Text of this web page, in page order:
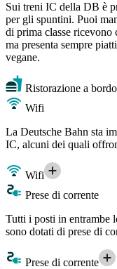
Sui treni IC della DB è
per gli spuntini. Puoi
di prima classe
ma presenta sempre
vegane.
Ristorazione a bordo
Wifi
La Deutsche Bahn sta
IC, alcuni dei quali
Wifi
Prese di corrente
Tutti i posti in entrambe
sono dotati di prese di
Prese di corrente